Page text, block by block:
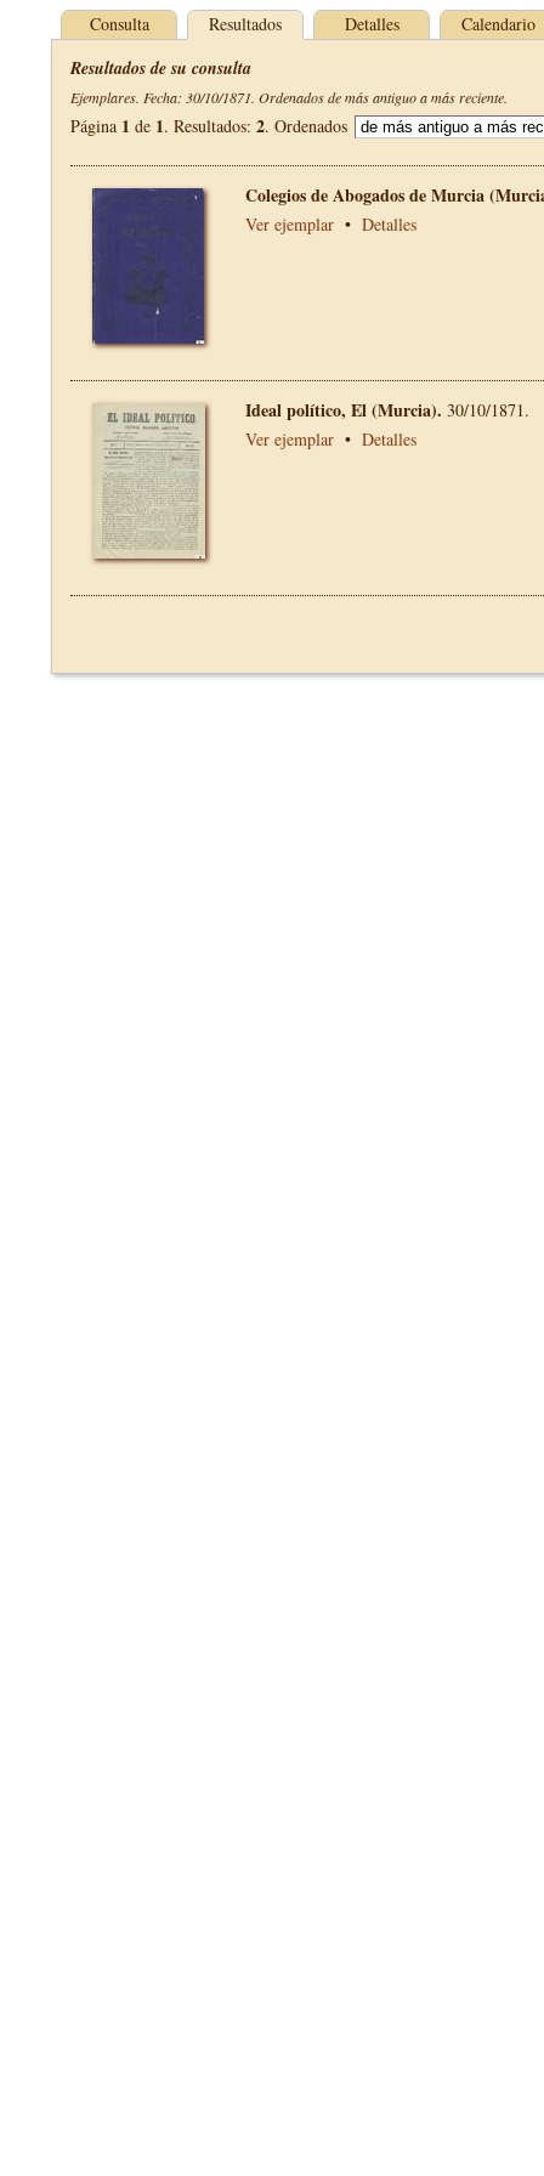
Consulta Resultados Detalles Calendario
Resultados de su consulta
Ejemplares. Fecha: 30/10/1871. Ordenados de más antiguo a más reciente.
Página 1 de 1. Resultados: 2. Ordenados
Colegios de Abogados de Murcia
Ver ejemplar • Detalles
Ideal político, El (Murcia). 30/10/1871.
Ver ejemplar • Detalles